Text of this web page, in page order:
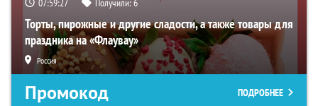
07:59:27 Получили:6
Торты, пирожные и другие сладости, а также товары для
праздника на «Флаувау»
Россия
Промокод ПОДРОБНЕЕ